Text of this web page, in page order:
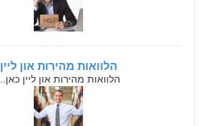
הלוואות מהירות און ליין
הלוואות מהירות און ליין כאן...